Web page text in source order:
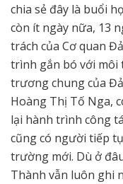
chia sẻ đây là buổi
còn ít ngày nữa, 13
trách của Cơ quan
trình gắn bó với môi
trương chung của
Hoàng Thị Tố Nga,
lại hành trình công
cũng có người tiếp
trường mới. Dù ở
Thành vẫn luôn ghi